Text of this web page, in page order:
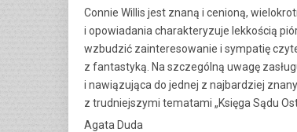
Connie Willis jest znaną i cenioną,
i opowiadania charakteryzuje lekkością
wzbudzić zainteresowanie i sympatię
z fantastyką. Na szczególną uwagę
i nawiązująca do jednej z najbardziej
z trudniejszymi tematami „Księga Sądu
Agata Duda